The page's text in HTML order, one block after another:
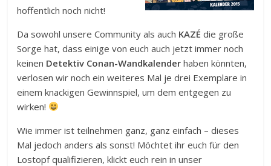
hoffentlich noch nicht!
Da sowohl unsere Community als auch KAZÉ die große
Sorge hat, dass einige von euch auch jetzt immer noch
keinen Detektiv Conan-Wandkalender haben könnten,
verlosen wir noch ein weiteres Mal je drei Exemplare in
einem knackigen Gewinnspiel, um dem entgegen zu
wirken!
Wie immer ist teilnehmen ganz, ganz einfach – dieses
Mal jedoch anders als sonst! Möchtet ihr euch für den
Lostopf qualifizieren, klickt euch rein in unser